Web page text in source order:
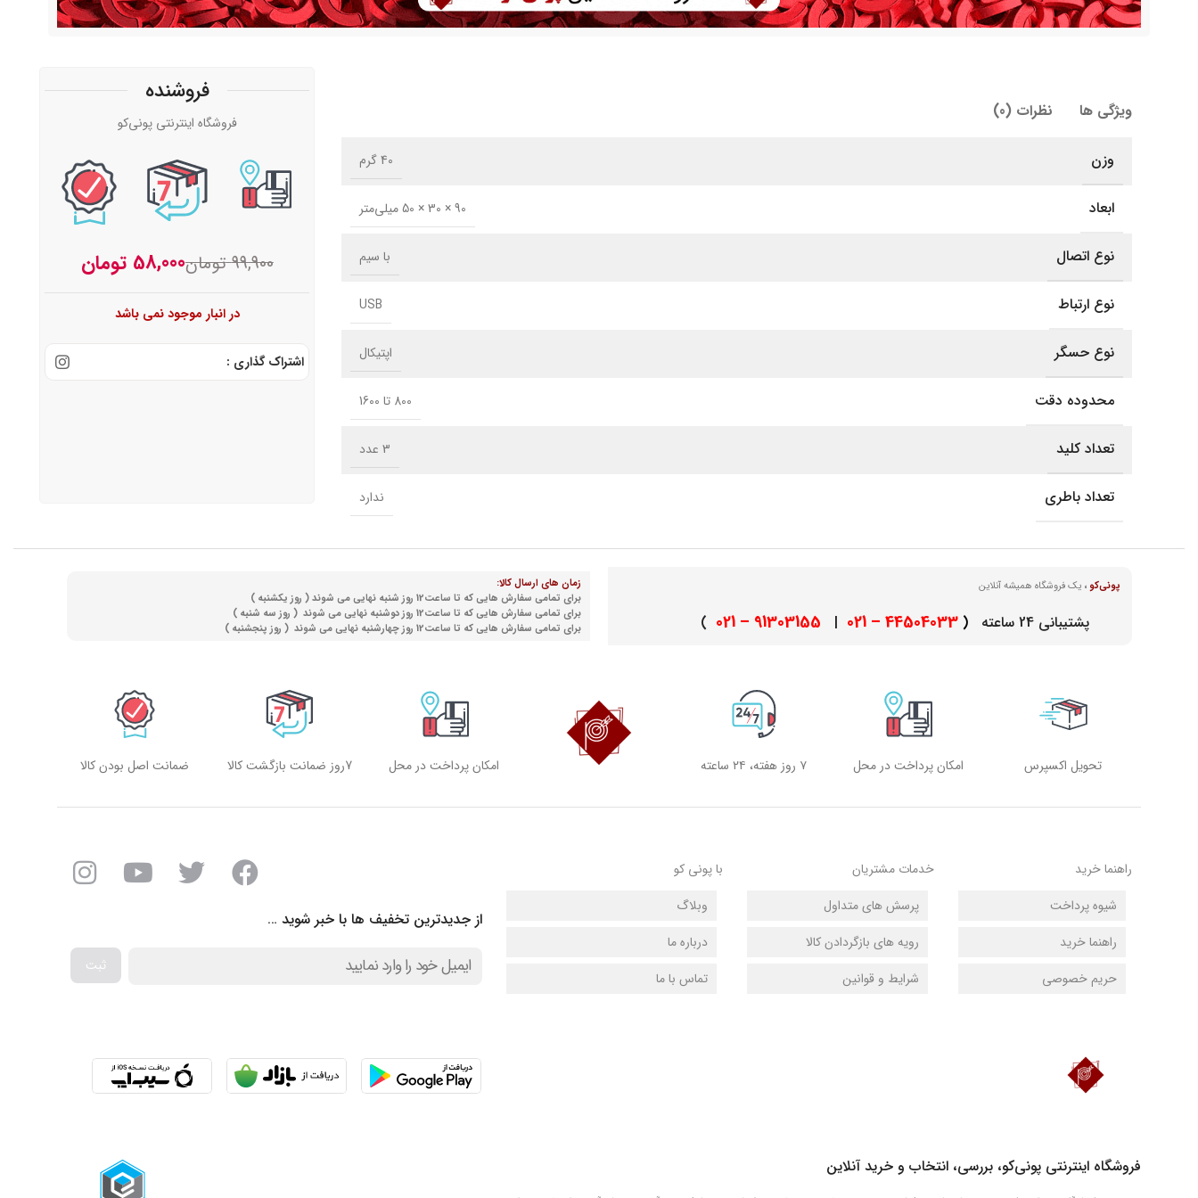
ویژگی ها نظرات (0)
وزن 40 گرم
ابعاد 90 × 30 × 50 میلی‌متر
نوع اتصال با سیم
نوع ارتباط USB
نوع حسگر اپتیکال
محدوده دقت 800 تا 1600
تعداد کلید 3 عدد
تعداد باطری ندارد
فروشنده
فروشگاه اینترنتی پونی‌کو
99,900 تومان58,000 تومان
در انبار موجود نمی باشد
اشتراک گذاری :
پونی‌کو ،یک فروشگاه همیشه آنلاین
پشتیبانی 24 ساعته (
44504033 – 021
|
91303155 – 021
)
زمان های ارسال کالا:
برای تمامی سفارش هایی که تا ساعت12 روز شنبه نهایی می شوند
( روز یکشنبه )
برای تمامی سفارش هایی که تا ساعت12 روز دوشنبه نهایی می شوند
( روز سه شنبه )
برای تمامی سفارش هایی که تا ساعت12 روز چهارشنبه نهایی می شوند
) روز پنجشنبه )
تحویل اکسپرس امکان پرداخت در محل ۷ روز هفته، ۲۴ ساعته امکان پرداخت در محل 7روز ضمانت بازگشت کالا ضمانت اصل بودن کالا
راهنما خرید
شیوه پرداخت
راهنما خرید
حریم خصوصی
خدمات مشتریان
پرسش های متداول
رویه های بازگردادن کالا
شرایط و قوانین
با پونی کو
وبلاگ
درباره ما
تماس با ما
از جدیدترین تخفیف ها با خبر شوید …
فروشگاه اینترنتی پونی‌کو، بررسی، انتخاب و خرید آنلاین